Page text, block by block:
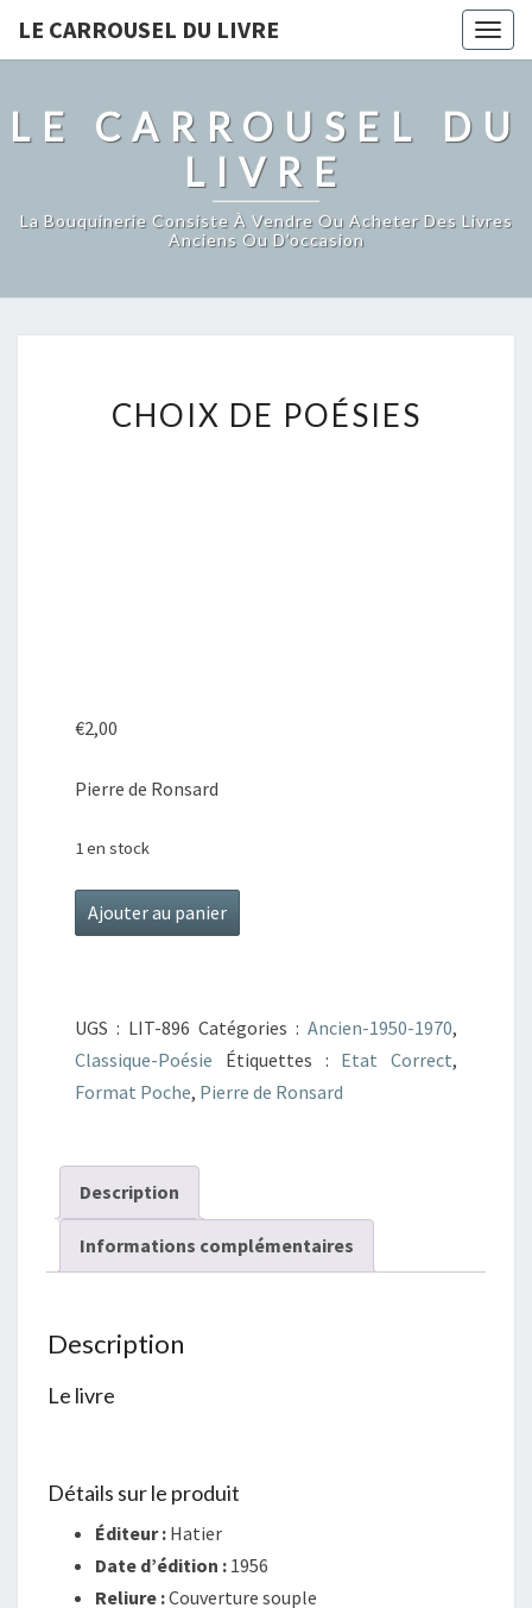
LE CARROUSEL DU LIVRE
LE CARROUSEL DU
LIVRE
La Bouquinerie Consiste À Vendre Ou Acheter Des Livres
Anciens Ou D’occasion
DE
CHOIX DE POÉSIES
€2,00
Pierre de Ronsard
1 en stock
quantité
de
poésies
Ajouter au panier
UGS : LIT-896 Catégories : Ancien-1950-1970,
Classique-Poésie
Étiquettes : Etat Correct,
Format Poche, Pierre de Ronsard
Description
Informations complémentaires
Description
Le livre
Détails sur le produit
Éditeur : Hatier
Date d’édition : 1956
Reliure :Couverture souple